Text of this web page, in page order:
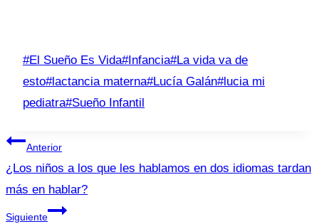
Etiquetas
de
la
#El Sueño Es Vida#Infancia#La vida va de
esto#lactancia materna#Lucía Galán#lucia mi
pediatra#Sueño Infantil
Navegación
de
entradas
Anterior
¿Los niños a los que les hablamos en dos idiomas tardan
más en hablar?
Siguiente